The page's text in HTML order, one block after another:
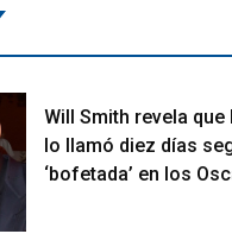
Will Smith revela
lo llamó diez días
‘bofetada’ en los